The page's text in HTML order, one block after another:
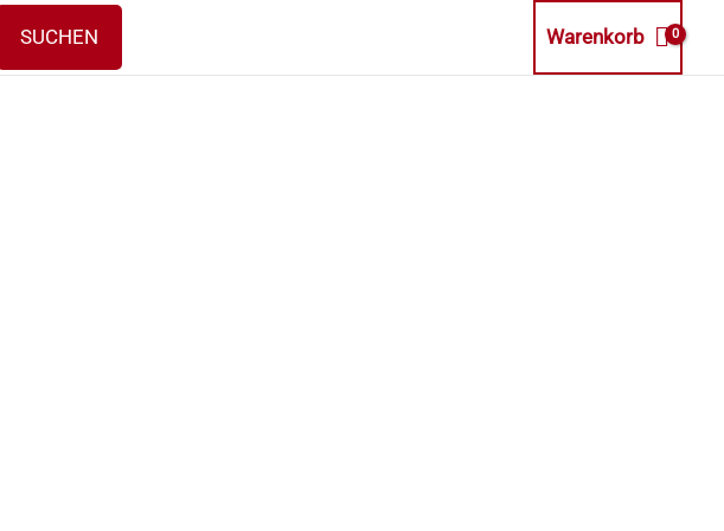
SUCHEN Warenkorb